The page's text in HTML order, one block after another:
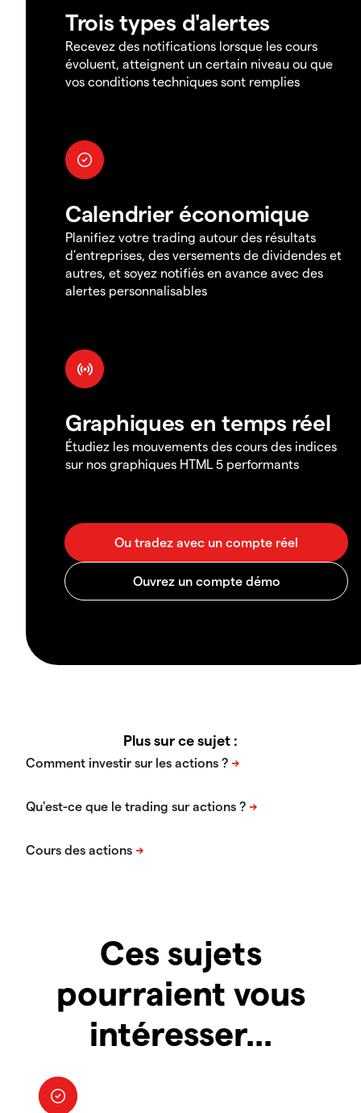
Trois types d'alertes
Recevez des notifications lorsque les cours
évoluent, atteignent un certain niveau ou que
vos conditions techniques sont remplies
Calendrier économique
Planifiez votre trading autour des résultats
d'entreprises, des versements de dividendes et
autres, et soyez notifiés en avance avec des
alertes personnalisables
Graphiques en temps réel
Étudiez les mouvements des cours des indices
sur nos graphiques HTML 5 performants
Plus sur ce sujet :
Ces sujets
pourraient vous
intéresser...